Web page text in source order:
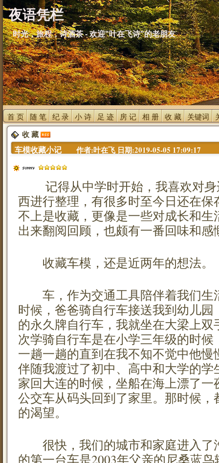
夜语凭栏
时光，旅程，诗酒茶 - 欢迎"叶在飞诗"的老朋友
首 页 随 笔 纪 录 小 诗 足 迹 房 记 相 册 收 藏 关键词
收 藏
车模收藏小记 作者:叶在飞 日期:2019-05-05 17:09:17
记得从中学时开始，我喜欢对身
西进行整理，有很多时至今日还在
不上是收藏，更像是一些对成长和
出来翻阅回顾，也颇有一番回味和感
收藏车模，还是近两年的想法。
车，作为交通工具陪伴着我们生
时候，爸爸骑自行车接送我到幼儿园
的永久牌自行车，我就坐在大梁上
次学骑自行车是在小学三年级的时
一趟一趟的直到在我不知不觉中他
伴随我渡过了初中、高中和大学的
家回大连的时候，坐船在海上漂了
公交车从码头回到了家里。那时候
的渴望。
很快，我们的城市和家庭进入了
的第一台车是2003年父亲的尼桑蓝